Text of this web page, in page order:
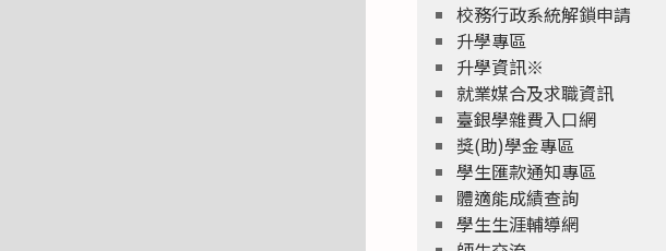
校務行政系統解鎖申請
升學專區
升學資訊※
就業媒合及求職資訊
臺銀學雜費入口網
獎(助)學金專區
學生匯款通知專區
體適能成績查詢
學生生涯輔導網